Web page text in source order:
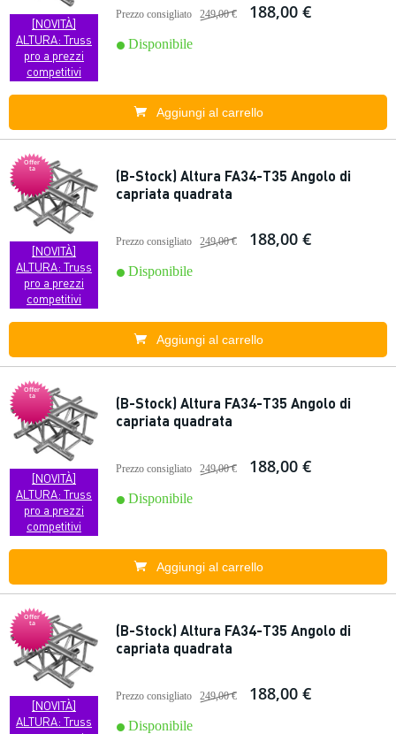
[NOVITÀ]
ALTURA: Truss
pro a prezzi
competitivi
Prezzo consigliato 249,00 € 188,00 €
Disponibile
Aggiungi al carrello
Offer
ta
[NOVITÀ]
ALTURA: Truss
pro a prezzi
competitivi
(B-Stock) Altura FA34-T35 Angolo di
capriata quadrata
Prezzo consigliato 249,00 € 188,00 €
Disponibile
Aggiungi al carrello
Offer
ta
[NOVITÀ]
ALTURA: Truss
pro a prezzi
competitivi
(B-Stock) Altura FA34-T35 Angolo di
capriata quadrata
Prezzo consigliato 249,00 € 188,00 €
Disponibile
Aggiungi al carrello
Offer
ta
[NOVITÀ]
ALTURA: Truss
(B-Stock) Altura FA34-T35 Angolo di
capriata quadrata
Prezzo consigliato 249,00 € 188,00 €
Disponibile